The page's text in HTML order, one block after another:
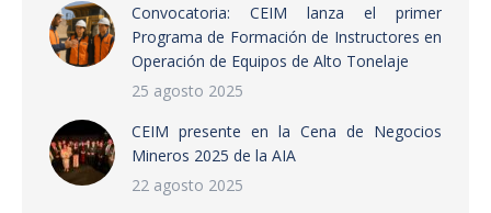
Convocatoria: CEIM lanza el primer
Programa de Formación de Instructores en
Operación de Equipos de Alto Tonelaje
25 agosto 2025
CEIM presente en la Cena de Negocios
Mineros 2025 de la AIA
22 agosto 2025